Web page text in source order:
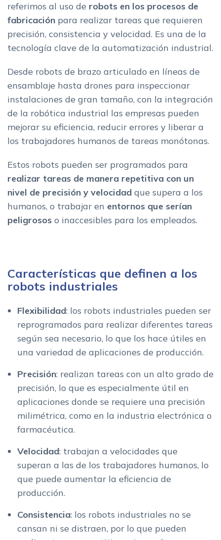
Robots Polares
Cobots, robots colaborativos
Robotica industrial, el corazon de la transformacion hacia la
Industria 4.0
clave
Robotica en industria Automotriz
Robotica en industria Alimentaria
Robotica en Agricultura
Robotica en Logistica y distribucion
Robotica en sector Energetico
Paso a paso: Guia completa para implementar robotica
industrial con exito
referimos al uso de robots en los procesos de
fabricación para realizar tareas que requieren
precisión, consistencia y velocidad. Es una de la
tecnología clave de la automatización industrial.
Desde robots de brazo articulado en líneas de
ensamblaje hasta drones para inspeccionar
instalaciones de gran tamaño, con la integración
de la robótica industrial las empresas pueden
mejorar su eficiencia, reducir errores y liberar a
los trabajadores humanos de tareas monótonas.
Estos robots pueden ser programados para
realizar tareas de manera repetitiva con un
nivel de precisión y velocidad que supera a los
humanos, o trabajar en entornos que serían
peligrosos o inaccesibles para los empleados.
Características que definen a los
robots industriales
Flexibilidad: los robots industriales pueden ser
reprogramados para realizar diferentes tareas
según sea necesario, lo que los hace útiles en
una variedad de aplicaciones de producción.
Precisión: realizan tareas con un alto grado de
precisión, lo que es especialmente útil en
aplicaciones donde se requiere una precisión
milimétrica, como en la industria electrónica o
farmacéutica.
Velocidad: trabajan a velocidades que
superan a las de los trabajadores humanos, lo
que puede aumentar la eficiencia de
producción.
Consistencia: los robots industriales no se
cansan ni se distraen, por lo que pueden